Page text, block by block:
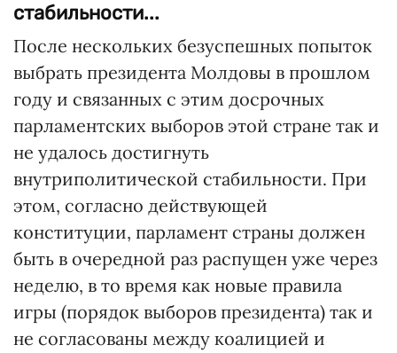
стабильности...
После нескольких безуспешных попыток
выбрать президента Молдовы в прошлом
году и связанных с этим досрочных
парламентских выборов этой стране так и
не удалось достигнуть
внутриполитической стабильности. При
этом, согласно действующей
конституции, парламент страны должен
быть в очередной раз распущен уже через
неделю, в то время как новые правила
игры (порядок выборов президента) так и
не согласованы между коалицией и